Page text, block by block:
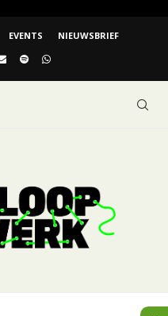
EVENTS NIEUWSBRIEF